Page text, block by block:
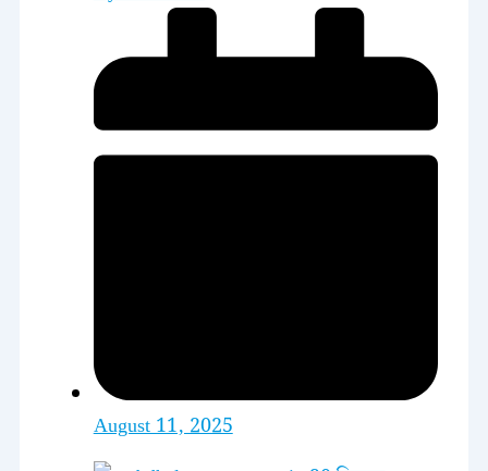
August 11, 2025